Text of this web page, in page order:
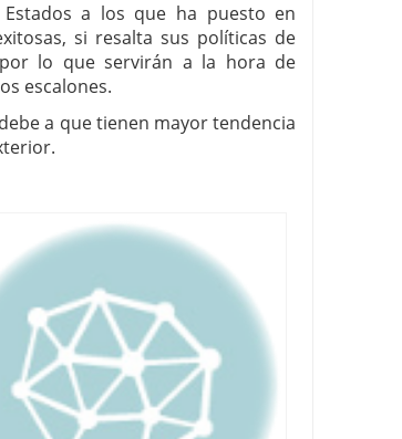
a los que ha puesto en
si resalta sus políticas de
lo que servirán a la hora de
escalones.
a que tienen mayor tendencia